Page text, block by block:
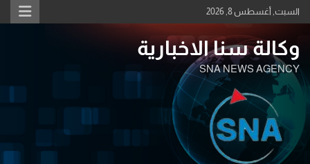
Skip
to
السبت, أغسطس 8, 2026
وكالة سنا الاخبارية
SNA NEWS AGENCY